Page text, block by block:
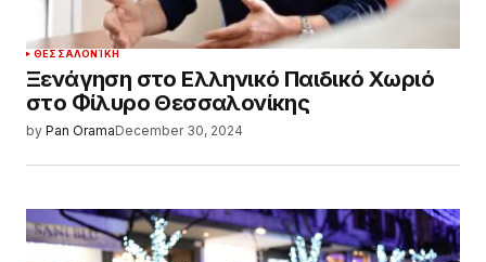
ΘΕΣΣΑΛΟΝΊΚΗ
Ξενάγηση στο Ελληνικό Παιδικό Χωριό
στο Φίλυρο Θεσσαλονίκης
by Pan OramaDecember 30, 2024